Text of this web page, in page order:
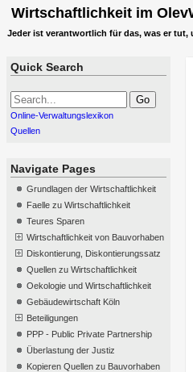
Wirtschaftlichkeit im
Jeder ist verantwortlich für das, was er tut,
Quick Search
Online-Verwaltungslexikon
Quellen
Navigate Pages
Grundlagen der Wirtschaftlichkeit
Faelle zu Wirtschaftlichkeit
Teures Sparen
Wirtschaftlichkeit von Bauvorhaben
Diskontierung, Diskontierungssatz
Quellen zu Wirtschaftlichkeit
Oekologie und Wirtschaftlichkeit
Gebäudewirtschaft Köln
Beteiligungen
PPP - Public Private Partnership
Überlastung der Justiz
Kopieren Quellen zu Bauvorhaben